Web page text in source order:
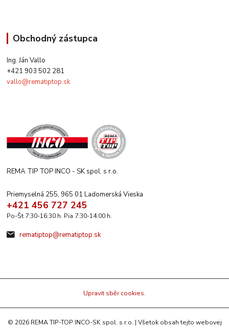
Obchodný zástupca
Ing. Ján Vallo
+421 903 502 281
vallo@rematiptop.sk
REMA TIP TOP INCO - SK spol. s r.o.
Priemyselná 255, 965 01 Ladomerská Vieska
+421 456 727 245
Po-Št 7:30-16:30 h. Pia 7:30-14:00 h.
rematiptop@rematiptop.sk
Upravit sběr cookies.
© 2026 REMA TIP-TOP INCO-SK spol. s r.o. | Všetok obsah tejto webovej